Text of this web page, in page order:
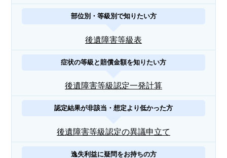
部位別・等級別で知りたい方
後遺障害等級表
症状の等級と賠償金額を知りたい方
後遺障害等級認定一発計算
認定結果が非該当・想定より低かった方
後遺障害等級認定の異議申立て
逸失利益に疑問をお持ちの方